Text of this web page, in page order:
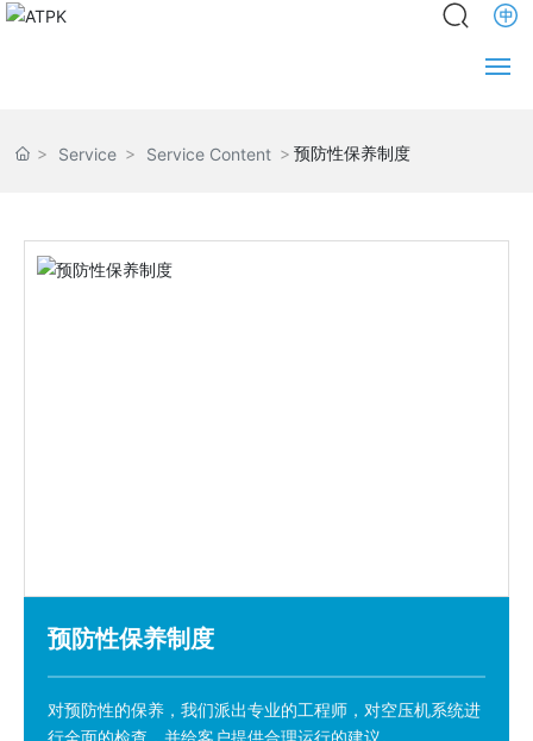
News
Recruitment
Contact
Service Service Content 预防性保养制度
预防性保养制度
对预防性的保养，我们派出专业的工程师，对空压机系统进